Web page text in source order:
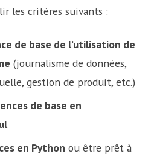
les critères suivants :
de base de l’utilisation de
(journalisme de données,
gestion de produit, etc.)
de base en
en Python ou être prêt à